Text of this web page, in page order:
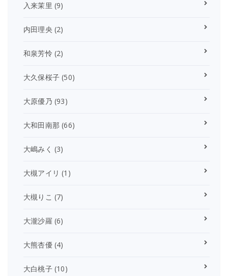
入来茉里 (9)
内田理央 (2)
和泉芳怜 (2)
大久保桜子 (50)
大原優乃 (93)
大和田南那 (66)
大嶋みく (3)
大槻アイリ (1)
大槻りこ (7)
大瀧沙羅 (6)
大熊杏優(4)
大白桃子(10)